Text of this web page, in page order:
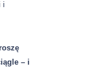
i
– i